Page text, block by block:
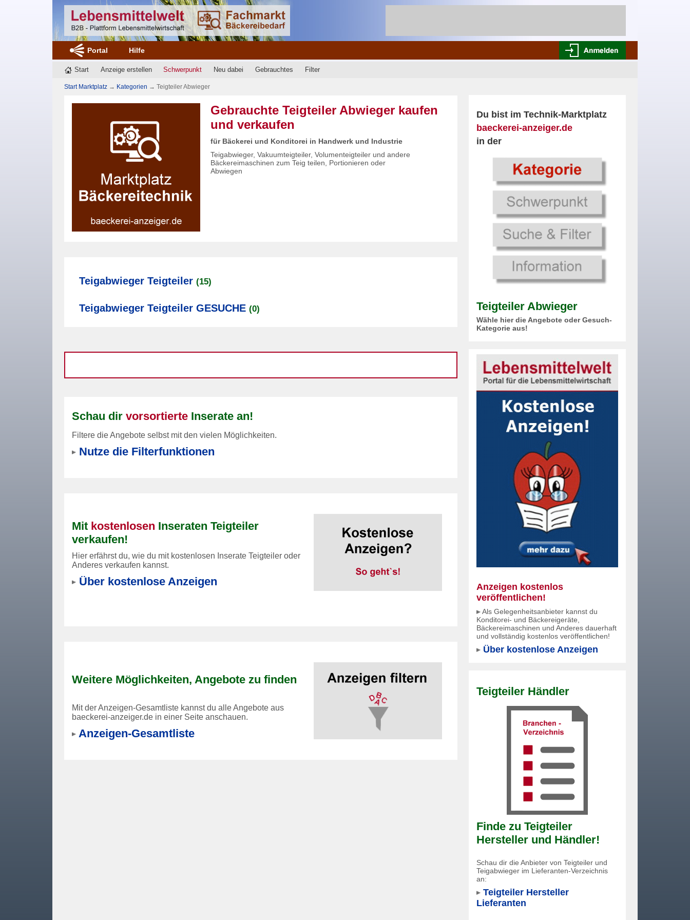
Portal Hilfe
Start Anzeige erstellen Schwerpunkt Neu dabei Gebrauchtes Filter
Du bist im Technik-Marktplatz
baeckerei-anzeiger.de
in der
Teigteiler Abwieger
Wähle hier die Angebote oder Gesuch-
Kategorie aus!
Anzeigen kostenlos
veröffentlichen!
Als Gelegenheitsanbieter kannst du
Konditorei- und Bäckereigeräte,
Bäckereimaschinen und Anderes dauerhaft
und vollständig kostenlos veröffentlichen!
Über kostenlose Anzeigen
Teigteiler Händler
Finde zu Teigteiler
Hersteller und Händler!
Schau dir die Anbieter von Teigteiler und
Teigabwieger im Lieferanten-Verzeichnis
an:
Teigteiler Hersteller
Lieferanten
Start Marktplatz → Kategorien → Teigteiler Abwieger
Gebrauchte Teigteiler Abwieger kaufen
und verkaufen
für Bäckerei und Konditorei in Handwerk und Industrie
Teigabwieger, Vakuumteigteiler, Volumenteigteiler und andere
Bäckereimaschinen zum Teig teilen, Portionieren oder
Abwiegen
Teigabwieger Teigteiler (15)
Teigabwieger Teigteiler GESUCHE (0)
Schau dir vorsortierteInserate an!
Filtere die Angebote selbst mit den vielen Möglichkeiten.
Nutze die Filterfunktionen
Mit kostenlosen Inseraten Teigteiler
verkaufen!
Hier erfährst du, wie du mit kostenlosen Inserate Teigteiler oder
Anderes verkaufen kannst.
Über kostenlose Anzeigen
Weitere Möglichkeiten, Angebote zu finden
Mit der Anzeigen-Gesamtliste kannst du alle Angebote aus
baeckerei-anzeiger.de in einer Seite anschauen.
Anzeigen-Gesamtliste